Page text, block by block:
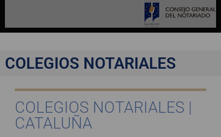
COLEGIOS NOTARIALES
COLEGIOS NOTARIALES |
CATALUÑA